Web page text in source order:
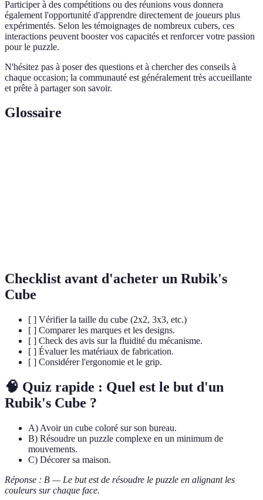
Participer à des compétitions ou des réunions vous donnera
également l'opportunité d'apprendre directement de joueurs plus
expérimentés. Selon les témoignages de nombreux cubers, ces
interactions peuvent booster vos capacités et renforcer votre passion
pour le puzzle.
N'hésitez pas à poser des questions et à chercher des conseils à
chaque occasion; la communauté est généralement très accueillante
et prête à partager son savoir.
Glossaire
Checklist avant d'acheter un Rubik's
Cube
[ ] Vérifier la taille du cube (2x2, 3x3, etc.)
[ ] Comparer les marques et les designs.
[ ] Check des avis sur la fluidité du mécanisme.
[ ] Évaluer les matériaux de fabrication.
[ ] Considérer l'ergonomie et le grip.
🧠 Quiz rapide : Quel est le but d'un
Rubik's Cube ?
A) Avoir un cube coloré sur son bureau.
B) Résoudre un puzzle complexe en un minimum de
mouvements.
C) Décorer sa maison.
Réponse : B — Le but est de résoudre le puzzle en alignant les
couleurs sur chaque face.